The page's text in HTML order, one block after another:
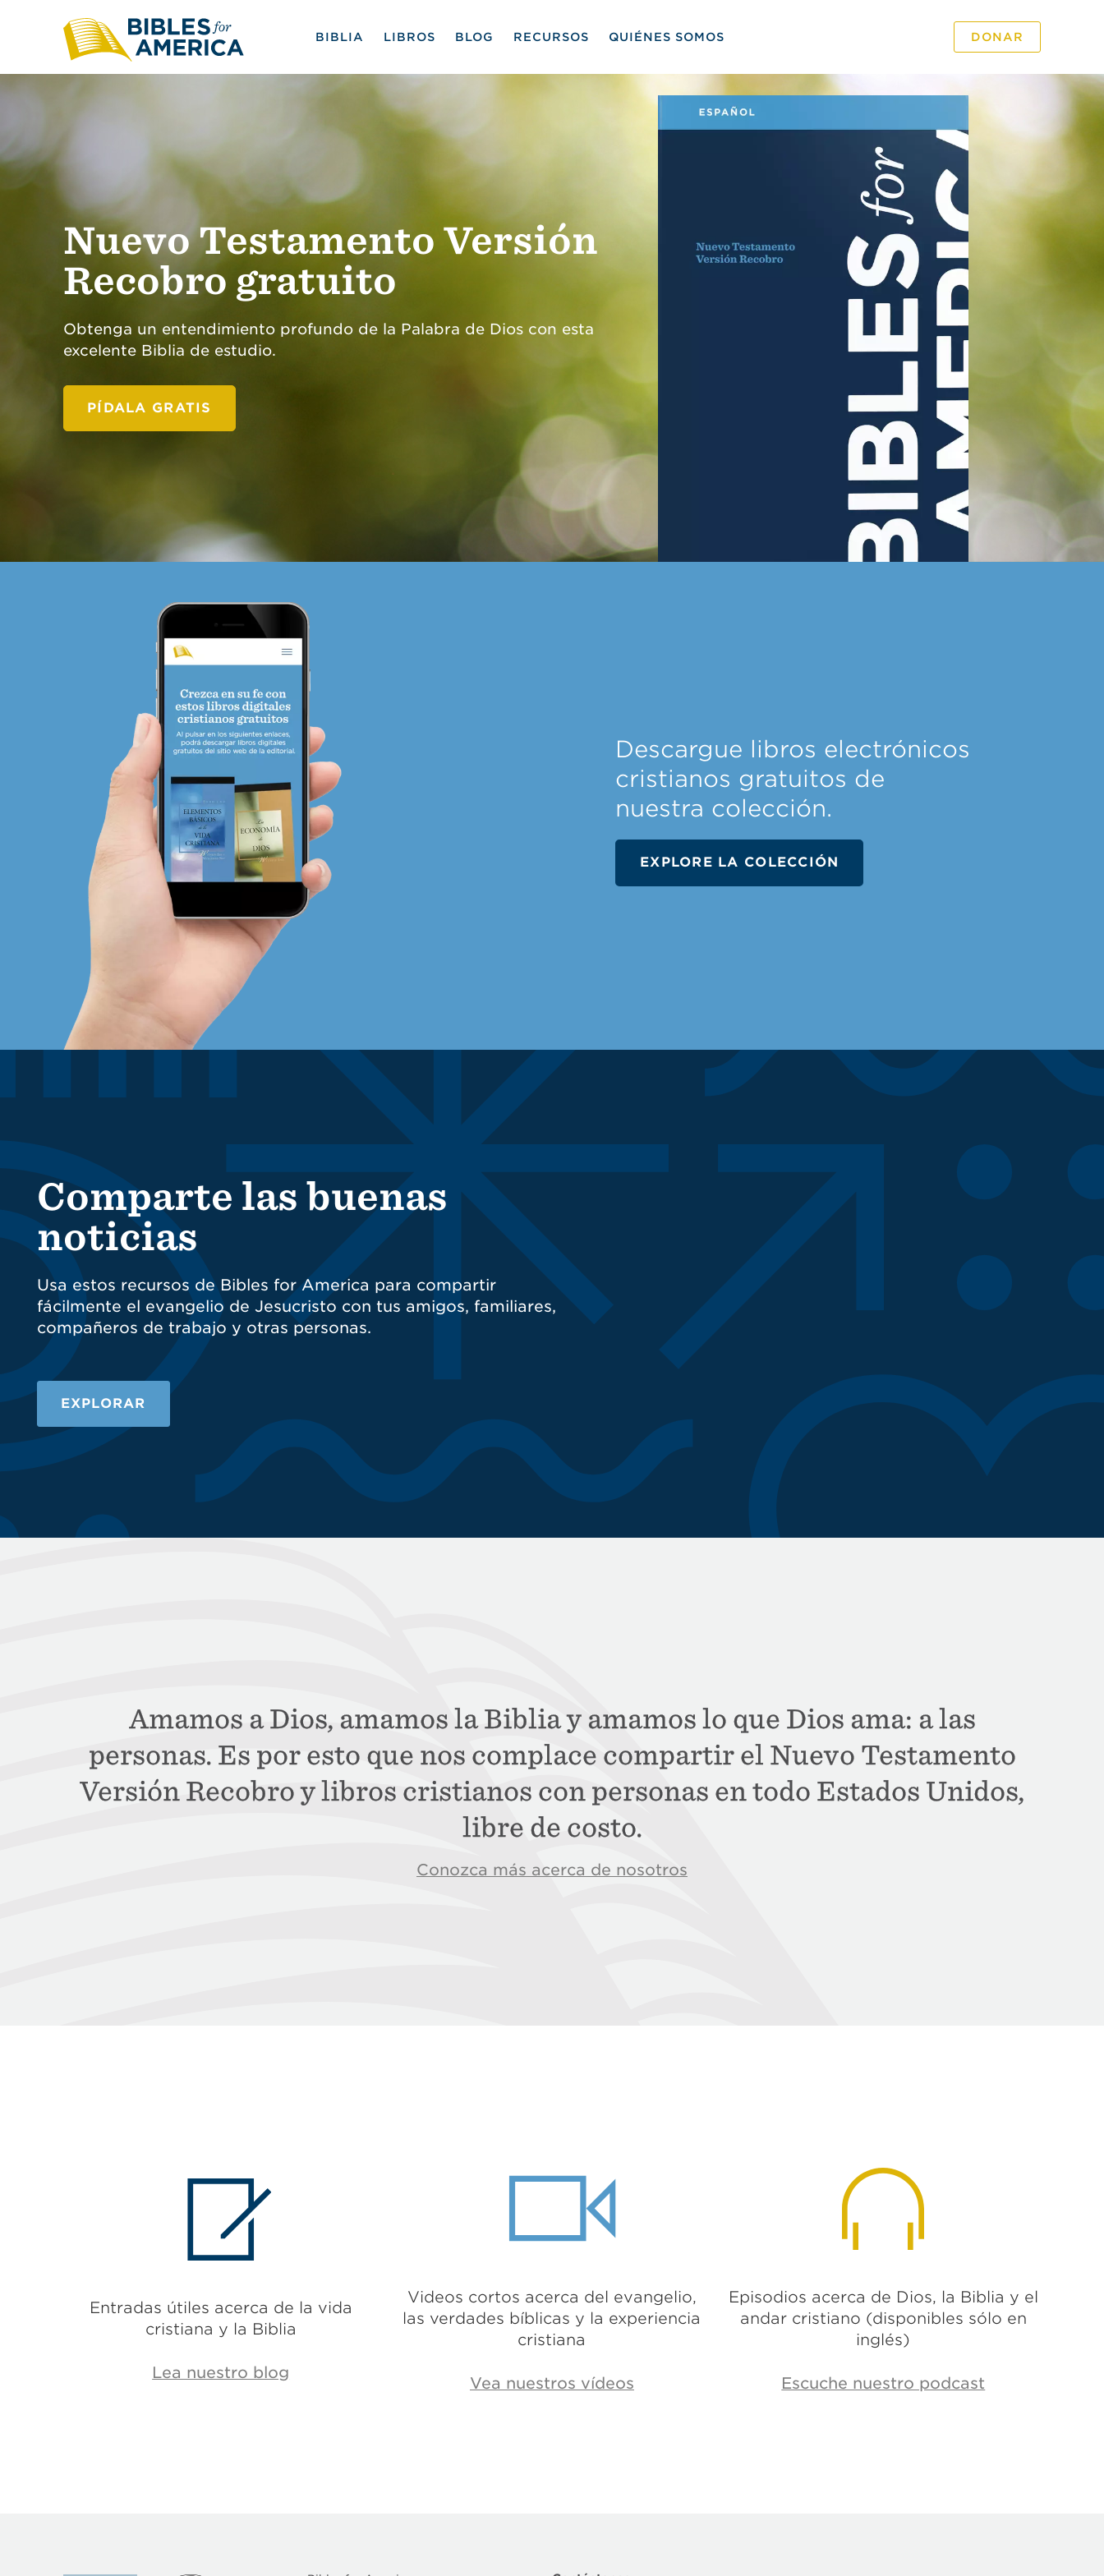
BIBLIA LIBROS BLOG RECURSOS QUIÉNES SOMOS DONAR
Nuevo Testamento Versión
Recobro gratuito
Obtenga un entendimiento profundo de la Palabra de Dios con esta
excelente Biblia de estudio.
PÍDALA GRATIS
Descargue libros electrónicos
cristianos gratuitos de
nuestra colección.
EXPLORE LA COLECCIÓN
Comparte las buenas
noticias
Usa estos recursos de Bibles for America para compartir
fácilmente el evangelio de Jesucristo con tus amigos, familiares,
compañeros de trabajo y otras personas.
EXPLORAR
Amamos a Dios, amamos la Biblia y amamos lo que Dios ama: a las
personas. Es por esto que nos complace compartir el Nuevo Testamento
Versión Recobro y libros cristianos con personas en todo Estados Unidos,
libre de costo.
Conozca más acerca de nosotros
Entradas útiles acerca de la vida
cristiana y la Biblia
Lea nuestro blog
Videos cortos acerca del evangelio,
las verdades bíblicas y la experiencia
cristiana
Vea nuestros vídeos
Episodios acerca de Dios, la Biblia y el
andar cristiano (disponibles sólo en
inglés)
Escuche nuestro podcast